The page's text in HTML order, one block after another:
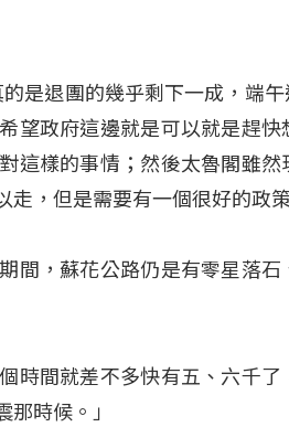
是退團的幾乎剩下一成，端
望政府這邊就是可以就是趕快
這樣的事情；然後太魯閣雖
，但是需要有一個很好的政
間，蘇花公路仍是有零星落
時間就差不多快有五、六千
時候。」